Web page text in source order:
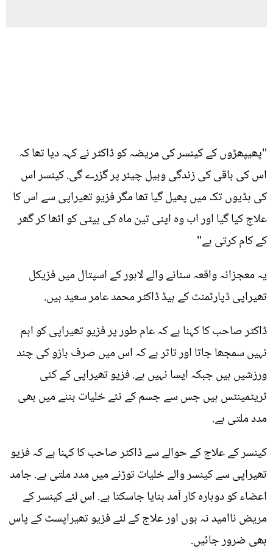
"پھیپھڑوں کے کینسر کی مریضہ کو ڈاکٹر نے کہہ دیا تھا کہ
اس کی باقی کی زندگی وہیل چیئر پر گزرے گی. کینسر اس
کی ہڈیوں تک میں پھیل گیا تھا مگر فزیو تھیراپی سے اس کا
علاج کیا گیا اور اب وہ اپنی تین ماہ کی بیٹی کو اٹھا کر گھر
کے کام کرتی ہے"
یہ معجزانہ واقعہ سنانے والے لاہور کے اسپتال میں فزیکل
تھیراپی ڈپارٹمنٹ کے ہیڈ ڈاکٹر محمد عامر سعید ہیں.
ڈاکٹر صاحب کا کہنا ہے کہ عام طور پر فزیو تھیراپی کو اہم
نہیں سمجھا جاتا اور تاثر ہے کہ اس میں صرف بازو کی چند
ورزشیں ہیں جبکہ ایسا نہیں ہے. فزیو تھیراپی کے کئی
ٹریٹمینٹس ہیں جس سے جسم کے نئے خلیات بننے میں بھی
مدد ملتی ہے.
کینسر کے علاج کے حوالے سے ڈاکٹر صاحب کا کہنا ہے کہ فزیو
تھیراپی سے کینسر والے خلیات توڑنے میں مدد ملتی ہے. جامد
اعضاء کو دوبارہ کار آمد بنایا جاسکتا ہے. اس لئے کینسر کے
مریض ناامید نہ ہوں اور علاج کے لئے فزیو تھیراپسٹ کے پاس
بھی ضرور جائیں.